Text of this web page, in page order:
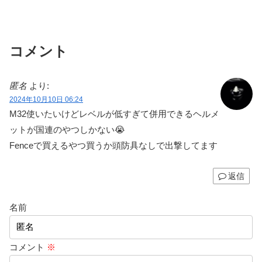
コメント
匿名 より:
2024年10月10日 06:24
M32使いたいけどレベルが低すぎて併用できるヘルメ
ットが国連のやつしかない😭
Fenceで買えるやつ買うか頭防具なしで出撃してます
返信
名前
コメント ※